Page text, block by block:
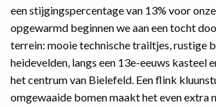
een stijgingspercentage van 13% voor
opgewarmd beginnen we aan een tocht
terrein: mooie technische trailtjes, rustige
heidevelden, langs een 13e-eeuws kasteel
het centrum van Bielefeld. Een flink
omgewaaide bomen maakt het even extra